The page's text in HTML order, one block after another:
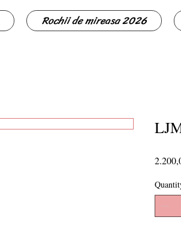
Rochii de mireasa 2026